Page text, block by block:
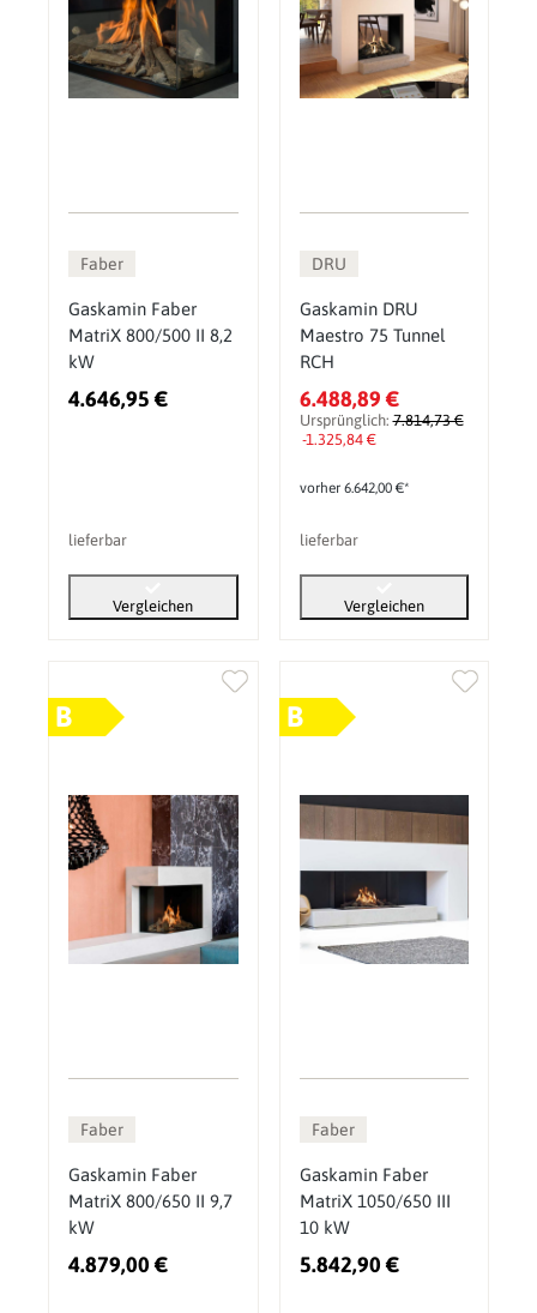
Faber
Gaskamin Faber
MatriX 800/500 II 8,2
kW
4.646,95 €
lieferbar
Vergleichen
DRU
Gaskamin DRU
Maestro 75 Tunnel
RCH
6.488,89 €
Ursprünglich:7.814,73 €
-1.325,84 €
vorher 6.642,00 €*
lieferbar
Vergleichen
B
Faber
Gaskamin Faber
MatriX 800/650 II 9,7
kW
4.879,00 €
B
Faber
Gaskamin Faber
MatriX 1050/650 III
10 kW
5.842,90 €